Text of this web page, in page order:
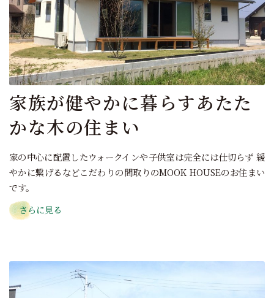
家族が健やかに暮らすあたた
かな木の住まい
家の中心に配置したウォークインや子供室は完全には仕切らず 緩
やかに繋げるなどこだわりの間取りのMOOK HOUSEのお住まい
です。
さらに見る